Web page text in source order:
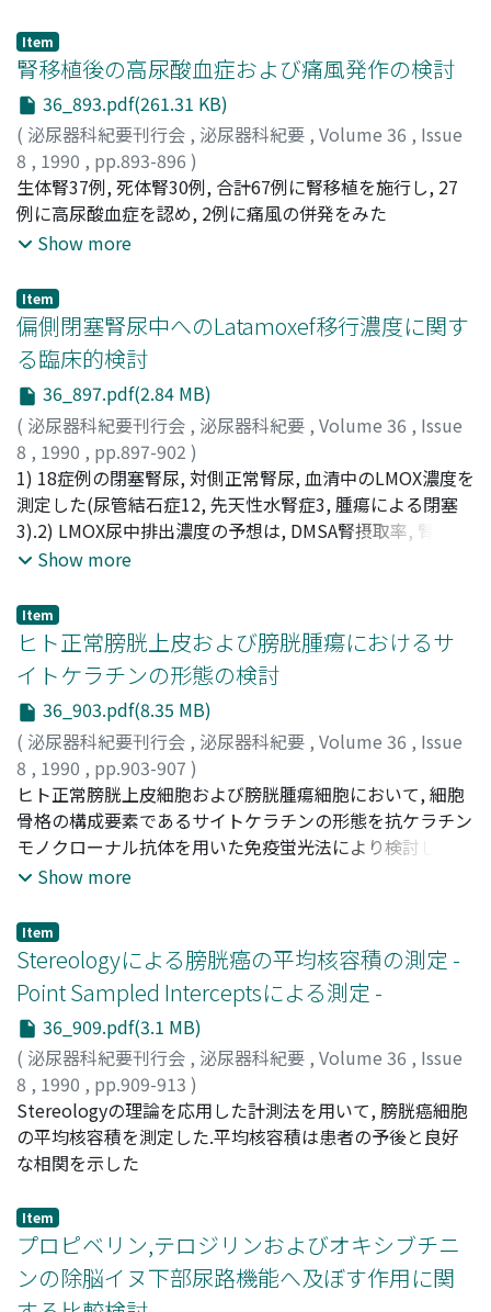
calculi (complete, 48; partial, 75). The overall rate of
the auxiliary procedure was 59.3% (pre-operative,
47.9%; post-operative, 11.4%). Pre-operative
procedure included 430 catheterizations, 26
percutaneous nephrostomies (PNSs) and 23
pyelograms . Post-operative procedure included 69
transurethral lithotripsy , 21 PNSs, 26 percutaneous
nephrolithotripsy (PNLs), 6 meatotomy , 5 chemolysis
and 1 open surgery. 484 (68.3%) in 709 good follow-up
first extracorporeal shock-wave lithotripsy (ESWL).
Complications were pain (34.8%), fever (4.3%), pain &
fever (8.5%), subcapsular hematoma (0.1%) and
ureteral obstruction (0.1%). Thus, ESWL is considered
to be a useful means for renal and ureteral stones and in
the case of large stone the combination therapy with
PNL is more effective than ESWL-monotherapy.
Item
腎移植後の高尿酸血症および痛風発作の検討
36_893.pdf(261.31 KB)
( 泌尿器科紀要刊行会 , 泌尿器科紀要 , Volume 36 , Issue
8 , 1990 , pp.893-896 )
今西, 正昭;池上, 雅久;石井, 徳味;西岡, 伯;植村, 匡志 ;国
方, 聖司;神田, 英憲;松浦, 健;秋山, 隆弘;栗田, 孝
Imanishi, Masaaki
Kanda, Hidenori
Kurita, Takashi
生体腎37例, 死体腎30例, 合計67例に腎移植を施行し, 27
例に高尿酸血症を認め, 2例に痛風の併発をみた
Show more
Item
偏側閉塞腎尿中へのLatamoxef移行濃度に関す
る臨床的検討
36_897.pdf(2.84 MB)
( 泌尿器科紀要刊行会 , 泌尿器科紀要 , Volume 36 , Issue
8 , 1990 , pp.897-902 )
鈴木, 康義;伊藤, 晋;加藤, 正和;森田, 昌良;福士, 泰夫;豊
田, 精一;加藤, 慎之介;及川, 克彦;折笠, 精一;真嶋, 光;
Suzuki, Yasuyoshi;Itoh, Shin;Katoh, Masakazu;Morita,
Masayoshi;Fukushi, Yasuo
Ko
1) 18症例の閉塞腎尿, 対側正常腎尿, 血清中のLMOX濃度を
測定した(尿管結石症12, 先天性水腎症3, 腫瘍による閉塞
3).2) LMOX尿中排出濃度の予想は, DMSA腎摂取率, 腎エコ
ーが有効であり, DMSA腎摂取率が3%以下, 腎エコーで最
下であった.IVP所見によるLMOX尿中濃度の予測は不可能
であった
Show more
Item
ヒト正常膀胱上皮および膀胱腫瘍におけるサ
イトケラチンの形態の検討
36_903.pdf(8.35 MB)
( 泌尿器科紀要刊行会 , 泌尿器科紀要 , Volume 36 , Issue
8 , 1990 , pp.903-907 )
寿美, 周平;木原, 和徳;影山, 幸雄;東, 四雄;福井, 巌;大島,
博幸;Sumi, Shuhei;Kihara, Kazunori;Kageyama, Yukio;
Higashi, Yotsuo;Fukui, Iwao;Oshima, Hiroyuki
ヒト正常膀胱上皮細胞および膀胱腫瘍細胞において, 細胞
骨格の構成要素であるサイトケラチンの形態を抗ケラチン
モノクローナル抗体を用いた免疫蛍光法により検討した.
正常膀胱上皮のサイトケラチンは細い均一な太さの線維
腫瘍細胞では, サイトケラチンに太さの大小不同, 蛇行, 細
胞内分布の不均等などの変化が認められた.各膀胱腫瘍継
代培養細胞のヌードマウス移植における組織学的形態とサ
イトケラチンの形態変化とを対比し, 膀胱腫瘍細胞の組織
学的悪性度とサイトケラチン線維の変化の強さとが比較的
併行している所見を得た
Show more
Item
Stereologyによる膀胱癌の平均核容積の測定 -
Point Sampled Interceptsによる測定 -
36_909.pdf(3.1 MB)
( 泌尿器科紀要刊行会 , 泌尿器科紀要 , Volume 36 , Issue
8 , 1990 , pp.909-913 )
佐々木, 美晴;金子, 嘉志;Sasaki, Miharu;Kaneko,
Yoshiyuki
Stereologyの理論を応用した計測法を用いて, 膀胱癌細胞
の平均核容積を測定した.平均核容積は患者の予後と良好
な相関を示した
Item
プロピベリン,テロジリンおよびオキシブチニ
ンの除脳イヌ下部尿路機能へ及ぼす作用に関